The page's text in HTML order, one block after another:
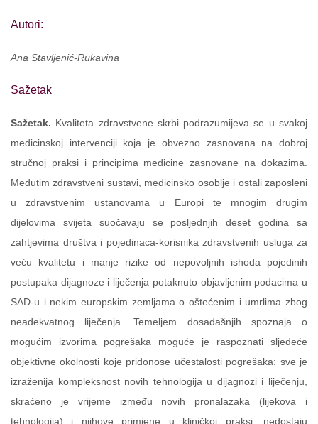
Autori:
Ana Stavljenić-Rukavina
Sažetak
Sažetak. Kvaliteta zdravstvene skrbi podrazumijeva se u svakoj
medicinskoj intervenciji koja je obvezno zasnovana na dobroj
stručnoj praksi i principima medicine zasnovane na dokazima.
Međutim zdravstveni sustavi, medicinsko osoblje i ostali zaposleni
u zdravstvenim ustanovama u Europi te mnogim drugim
dijelovima svijeta suočavaju se posljednjih deset godina sa
zahtjevima društva i pojedinaca-korisnika zdravstvenih usluga za
veću kvalitetu i manje rizike od nepovoljnih ishoda pojedinih
postupaka dijagnoze i liječenja potaknuto objavljenim podacima u
SAD-u i nekim europskim zemljama o oštećenim i umrlima zbog
neadekvatnog liječenja. Temeljem dosadašnjih spoznaja o
mogućim izvorima pogrešaka moguće je raspoznati sljedeće
objektivne okolnosti koje pridonose učestalosti pogrešaka: sve je
izraženija kompleksnost novih tehnologija u dijagnozi i liječenju,
skraćeno je vrijeme između novih pronalazaka (lijekova i
tehnologija) i njihove primjene u kliničkoj praksi, nedostaju